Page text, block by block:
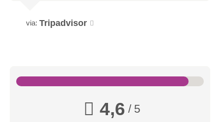
via: Tripadvisor
4,6 / 5